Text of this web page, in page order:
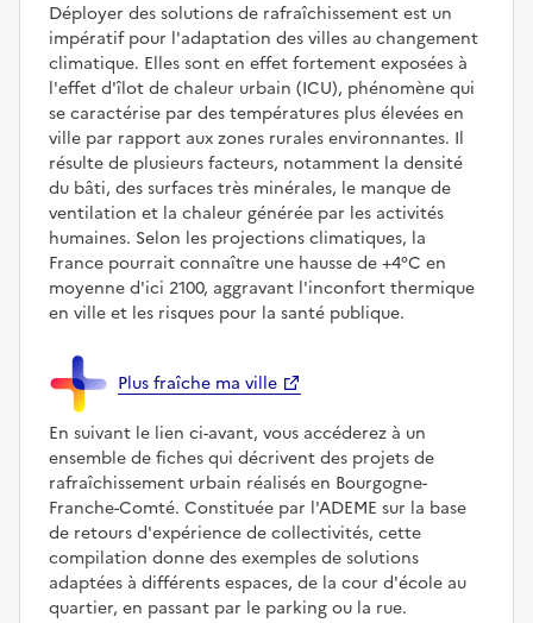
Déployer des solutions de rafraîchissement est un
impératif pour l'adaptation des villes au changement
climatique. Elles sont en effet fortement exposées à
l'effet d'îlot de chaleur urbain (ICU), phénomène qui
se caractérise par des températures plus élevées en
ville par rapport aux zones rurales environnantes. Il
résulte de plusieurs facteurs, notamment la densité
du bâti, des surfaces très minérales, le manque de
ventilation et la chaleur générée par les activités
humaines. Selon les projections climatiques, la
France pourrait connaître une hausse de +4°C en
moyenne d'ici 2100, aggravant l'inconfort thermique
en ville et les risques pour la santé publique.
Plus fraîche ma ville
En suivant le lien ci-avant, vous accéderez à un
ensemble de fiches qui décrivent des projets de
rafraîchissement urbain réalisés en Bourgogne-
Franche-Comté. Constituée par l'ADEME sur la base
de retours d'expérience de collectivités, cette
compilation donne des exemples de solutions
adaptées à différents espaces, de la cour d'école au
quartier, en passant par le parking ou la rue.